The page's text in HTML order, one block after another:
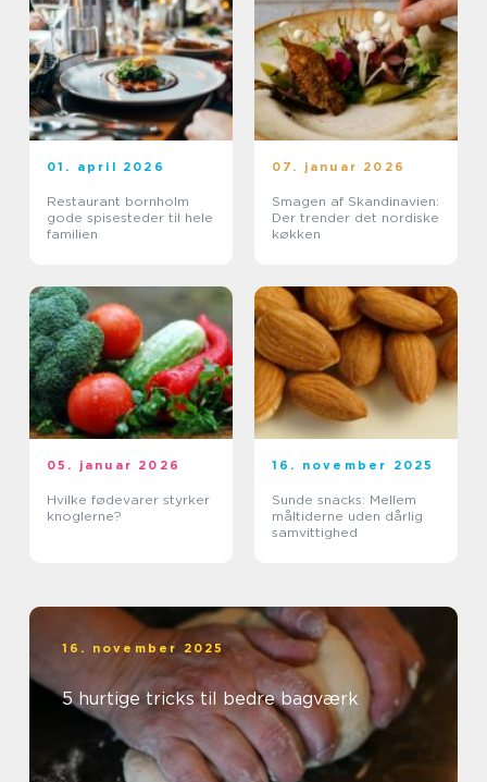
01. april 2026
Restaurant bornholm
gode spisesteder til hele
familien
07. januar 2026
Smagen af Skandinavien:
Der trender det nordiske
køkken
05. januar 2026
Hvilke fødevarer styrker
knoglerne?
16. november 2025
Sunde snacks: Mellem
måltiderne uden dårlig
samvittighed
16. november 2025
5 hurtige tricks til bedre bagværk